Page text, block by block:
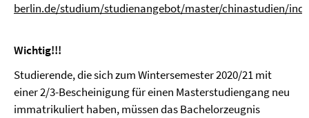
berlin.de/studium/studienangebot/master/chinastudien/
Wichtig!!!
Studierende, die sich zum Wintersemester 2020/21 mit
einer 2/3-Bescheinigung für einen Masterstudiengang neu
immatrikuliert haben, müssen das Bachelorzeugnis